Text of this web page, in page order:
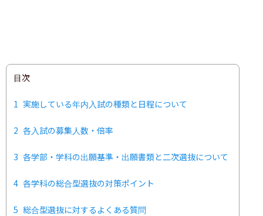
目次
1 実施している年内入試の種類と日程について
2 各入試の募集人数・倍率
3 各学部・学科の出願基準・出願書類と二次選抜について
4 各学科の総合型選抜の対策ポイント
5 総合型選抜に対するよくある質問